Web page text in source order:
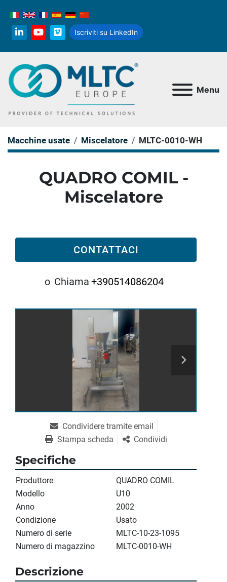
linkedinyoutube
vimeo
Iscriviti su LinkedIn
Menu
Macchine usate Miscelatore MLTC-0010-WH
QUADRO COMIL -
Miscelatore
CONTATTACI
o Chiama +390514086204
Condividere tramite email
Stampa scheda
Condividi
Specifiche
Produttore
QUADRO COMIL
Modello
U10
Anno
2002
Condizione
Usato
Numero di serie
MLTC-10-23-1095
Numero di magazzino
MLTC-0010-WH
Descrizione